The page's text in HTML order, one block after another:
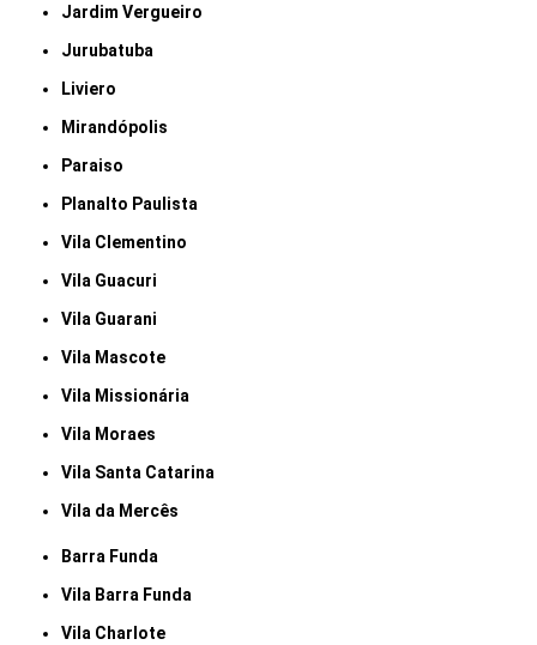
Jardim Vergueiro
Jurubatuba
Liviero
Mirandópolis
Paraiso
Planalto Paulista
Vila Clementino
Vila Guacuri
Vila Guarani
Vila Mascote
Vila Missionária
Vila Moraes
Vila Santa Catarina
Vila da Mercês
Barra Funda
Vila Barra Funda
Vila Charlote